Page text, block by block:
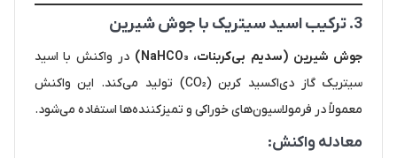
3. ترکیب اسید سیتریک با جوش شیرین
جوش شیرین (سدیم بی‌کربنات، NaHCO₃)
در واکنش با اسید
سیتریک گاز دی‌اکسید کربن (CO₂) تولید می‌کند. این واکنش
معمولاً در فرمولاسیون‌های خوراکی و تمیزکننده‌ها استفاده می‌شود.
معادله واکنش: